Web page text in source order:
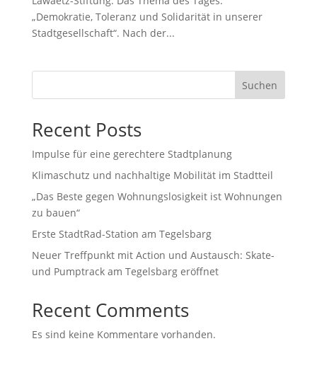
„Demokratie, Toleranz und Solidarität in unserer
Stadtgesellschaft“. Nach der...
Suchen
Recent Posts
Impulse für eine gerechtere Stadtplanung
Klimaschutz und nachhaltige Mobilität im Stadtteil
„Das Beste gegen Wohnungslosigkeit ist Wohnungen
zu bauen“
Erste StadtRad-Station am Tegelsbarg
Neuer Treffpunkt mit Action und Austausch: Skate-
und Pumptrack am Tegelsbarg eröffnet
Recent Comments
Es sind keine Kommentare vorhanden.